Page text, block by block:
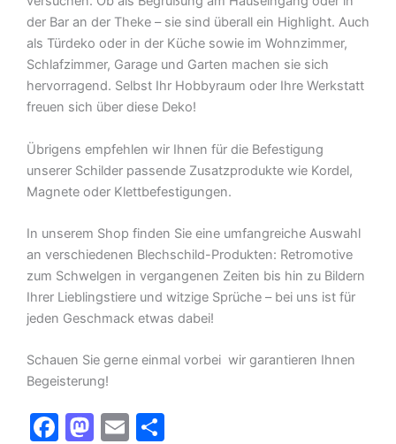
der Bar an der Theke – sie sind überall ein Highlight. Auch
als Türdeko oder in der Küche sowie im Wohnzimmer,
Schlafzimmer, Garage und Garten machen sie sich
hervorragend. Selbst Ihr Hobbyraum oder Ihre Werkstatt
freuen sich über diese Deko!
Übrigens empfehlen wir Ihnen für die Befestigung
unserer Schilder passende Zusatzprodukte wie Kordel,
Magnete oder Klettbefestigungen.
In unserem Shop finden Sie eine umfangreiche Auswahl
an verschiedenen Blechschild-Produkten: Retromotive
zum Schwelgen in vergangenen Zeiten bis hin zu Bildern
Ihrer Lieblingstiere und witzige Sprüche – bei uns ist für
jeden Geschmack etwas dabei!
Schauen Sie gerne einmal vorbei  wir garantieren Ihnen
Begeisterung!
F
M E